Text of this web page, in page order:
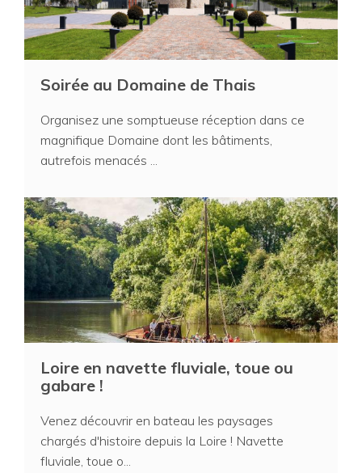
Soirée au Domaine de Thais
Organisez une somptueuse réception dans ce
magnifique Domaine dont les bâtiments,
autrefois menacés ...
Loire en navette fluviale, toue ou
gabare !
Venez découvrir en bateau les paysages
chargés d'histoire depuis la Loire ! Navette
fluviale, toue o...